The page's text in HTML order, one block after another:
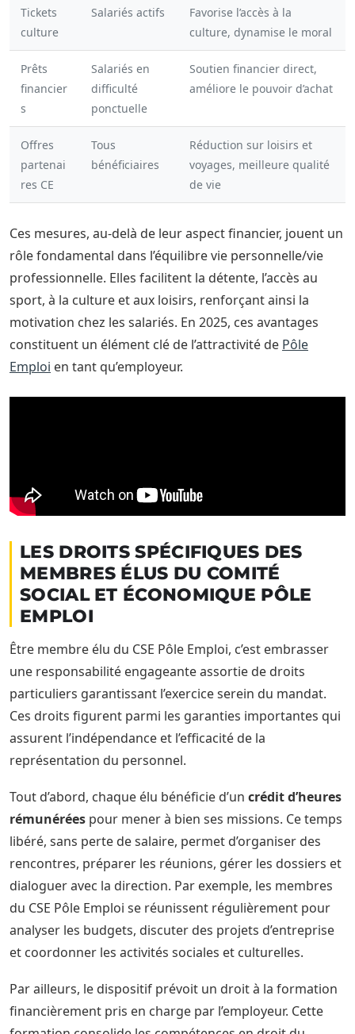
Tickets
culture
Salariés actifs
Favorise l’accès à la
culture, dynamise le moral
Prêts
financier
s
Salariés en
difficulté
ponctuelle
Soutien financier direct,
améliore le pouvoir d’achat
Offres
partenai
res CE
Tous
bénéficiaires
Réduction sur loisirs et
voyages, meilleure qualité
de vie
Ces mesures, au-delà de leur aspect financier, jouent un
rôle fondamental dans l’équilibre vie personnelle/vie
professionnelle. Elles facilitent la détente, l’accès au
sport, à la culture et aux loisirs, renforçant ainsi la
motivation chez les salariés. En 2025, ces avantages
constituent un élément clé de l’attractivité de Pôle
Emploi en tant qu’employeur.
LES DROITS SPÉCIFIQUES DES
MEMBRES ÉLUS DU COMITÉ
SOCIAL ET ÉCONOMIQUE PÔLE
EMPLOI
Être membre élu du CSE Pôle Emploi, c’est embrasser
une responsabilité engageante assortie de droits
particuliers garantissant l’exercice serein du mandat.
Ces droits figurent parmi les garanties importantes qui
assurent l’indépendance et l’efficacité de la
représentation du personnel.
Tout d’abord, chaque élu bénéficie d’un crédit d’heures
rémunérées pour mener à bien ses missions. Ce temps
libéré, sans perte de salaire, permet d’organiser des
rencontres, préparer les réunions, gérer les dossiers et
dialoguer avec la direction. Par exemple, les membres
du CSE Pôle Emploi se réunissent régulièrement pour
analyser les budgets, discuter des projets d’entreprise
et coordonner les activités sociales et culturelles.
Par ailleurs, le dispositif prévoit un droit à la formation
financièrement pris en charge par l’employeur. Cette